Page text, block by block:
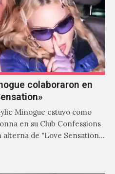
colaboraron en
Minogue estuvo como
en su Club Confessions
de "Love Sensation",